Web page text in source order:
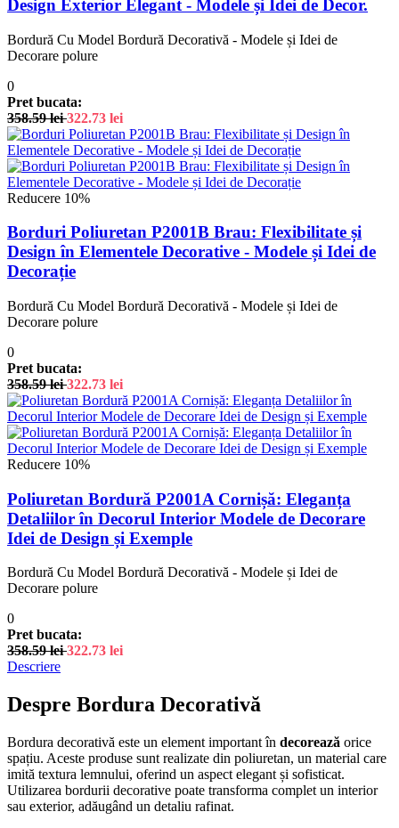
Design Exterior Elegant - Modele și Idei de Decor.
Bordură Cu Model Bordură Decorativă - Modele și Idei de
Decorare polure
0
Pret bucata:
358.59lei 322.73 lei
Reducere 10%
Borduri Poliuretan P2001B Brau: Flexibilitate și
Design în Elementele Decorative - Modele și Idei de
Decorație
Bordură Cu Model Bordură Decorativă - Modele și Idei de
Decorare polure
0
Pret bucata:
358.59lei 322.73 lei
Reducere 10%
Poliuretan Bordură P2001A Cornișă: Eleganța
Detaliilor în Decorul Interior Modele de Decorare
Idei de Design și Exemple
Bordură Cu Model Bordură Decorativă - Modele și Idei de
Decorare polure
0
Pret bucata:
358.59lei 322.73 lei
Descriere
Despre Bordura Decorativă
Bordura decorativă este un element important în decorează orice
spațiu. Aceste produse sunt realizate din poliuretan, un material care
imită textura lemnului, oferind un aspect elegant și sofisticat.
Utilizarea bordurii decorative poate transforma complet un interior
sau exterior, adăugând un detaliu rafinat.